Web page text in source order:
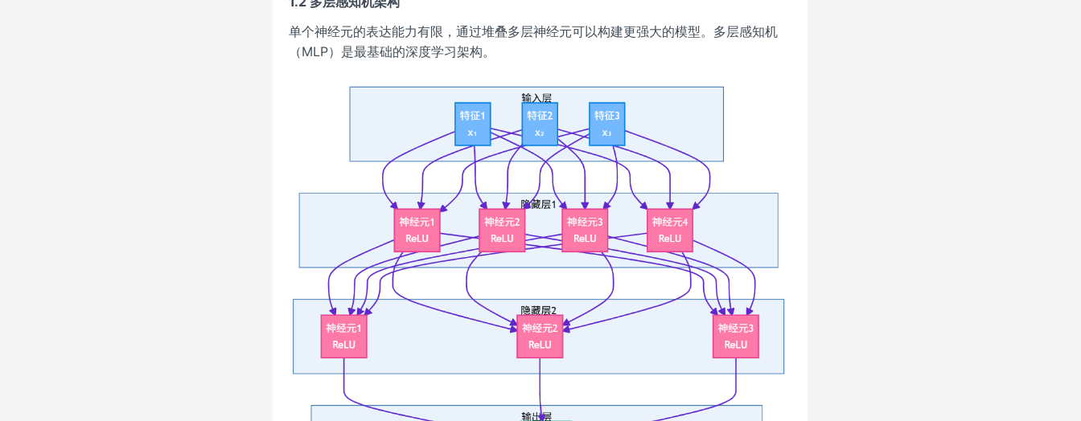
单个神经元的表达能力有限，通过堆叠多层神经元可以构建更强大的模型。多层感知机
（MLP）是最基础的深度学习架构。